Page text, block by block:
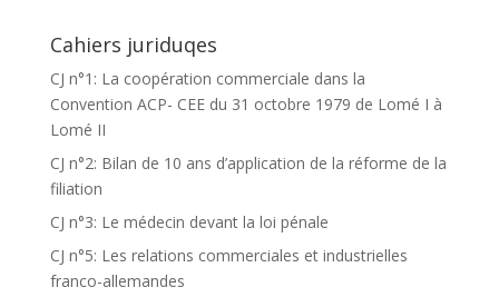
Cahiers juriduqes
CJ n°1: La coopération commerciale dans la
Convention ACP- CEE du 31 octobre 1979 de Lomé I à
Lomé II
CJ n°2: Bilan de 10 ans d’application de la réforme de la
filiation
CJ n°3: Le médecin devant la loi pénale
CJ n°5: Les relations commerciales et industrielles
franco-allemandes